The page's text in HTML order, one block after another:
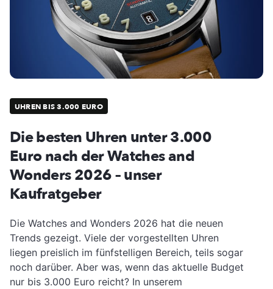
UHREN BIS 3.000 EURO
Die besten Uhren unter 3.000
Euro nach der Watches and
Wonders 2026 – unser
Kaufratgeber
Die Watches and Wonders 2026 hat die neuen
Trends gezeigt. Viele der vorgestellten Uhren
liegen preislich im fünfstelligen Bereich, teils sogar
noch darüber. Aber was, wenn das aktuelle Budget
nur bis 3.000 Euro reicht? In unserem